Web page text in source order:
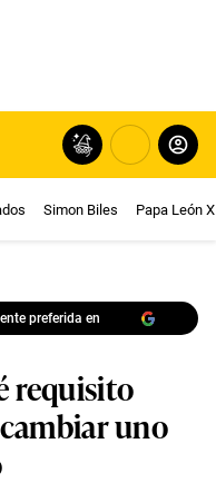
Simon Biles Papa León
preferida en
requisito
uno